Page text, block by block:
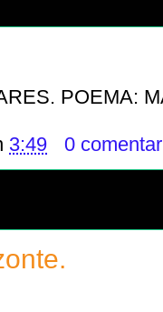
POEMA:
3:49 0